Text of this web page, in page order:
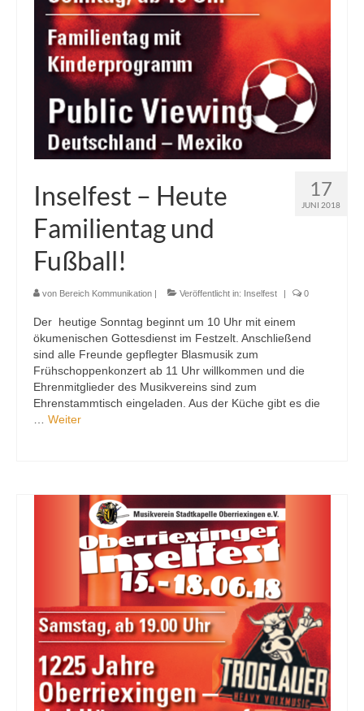
17
JUNI 2018
Inselfest – Heute
Familientag und
Fußball!
von Bereich Kommunikation | Veröffentlicht in: Inselfest | 0
Der heutige Sonntag beginnt um 10 Uhr mit einem
ökumenischen Gottesdienst im Festzelt. Anschließend
sind alle Freunde gepflegter Blasmusik zum
Frühschoppenkonzert ab 11 Uhr willkommen und die
Ehrenmitglieder des Musikvereins sind zum
Ehrenstammtisch eingeladen. Aus der Küche gibt es die
Weiter